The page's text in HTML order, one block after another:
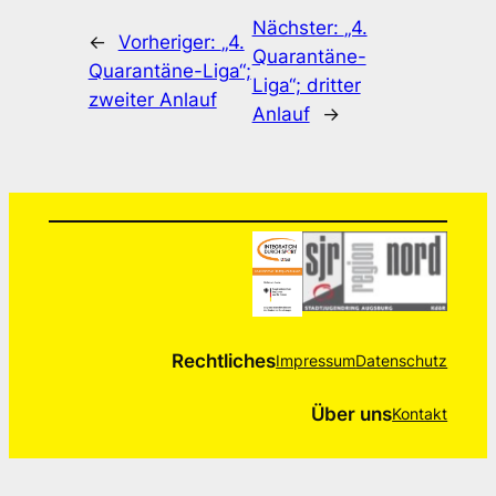
← Vorheriger: „4.
Quarantäne-Liga“;
zweiter Anlauf
Nächster: „4.
Quarantäne-
Liga“; dritter
Anlauf
→
RechtlichesImpressumDatenschutz
Über unsKontakt